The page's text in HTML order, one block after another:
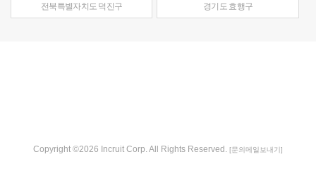
전북특별자치도 덕진구 경기도 효행구
Copyright ©2026 Incruit Corp. All Rights Reserved. [문의메일보내기]